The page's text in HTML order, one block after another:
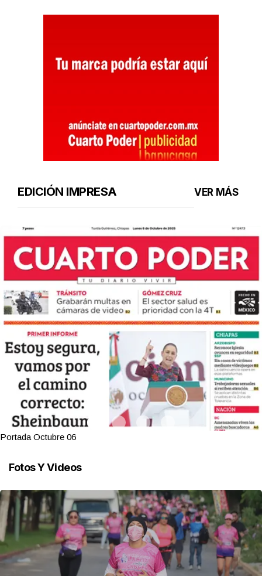
EDICIÓN IMPRESA VER MÁS
Portada Octubre 06
Fotos Y Videos